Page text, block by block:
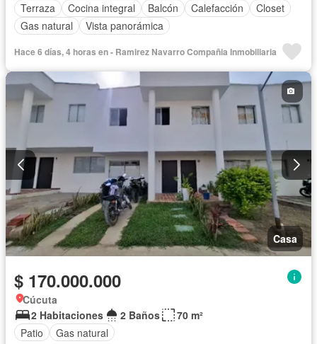
Terraza
Cocina integral Balcón Calefacción
Closet
Gas natural
Vista panorámica
Hace 6 días, 4 horas en - Ramirez Navarro Compañia Inmobiliaria
Casa
$ 170.000.000
Cúcuta
2 Habitaciones
2 Baños
70 m²
Patio
Gas natural